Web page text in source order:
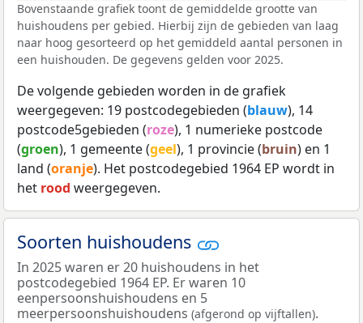
Bovenstaande grafiek toont de gemiddelde grootte van
huishoudens per gebied. Hierbij zijn de gebieden van laag
naar hoog gesorteerd op het gemiddeld aantal personen in
een huishouden. De gegevens gelden voor 2025.
De volgende gebieden worden in de grafiek
weergegeven: 19 postcodegebieden (blauw), 14
postcode5gebieden (roze), 1 numerieke postcode
(groen), 1 gemeente (geel), 1 provincie (bruin) en 1
land (oranje). Het postcodegebied 1964 EP wordt in
het rood weergegeven.
Soorten huishoudens
In 2025 waren er 20 huishoudens in het
postcodegebied 1964 EP. Er waren 10
eenpersoonshuishoudens en 5
meerpersoonshuishoudens (afgerond op vijftallen).